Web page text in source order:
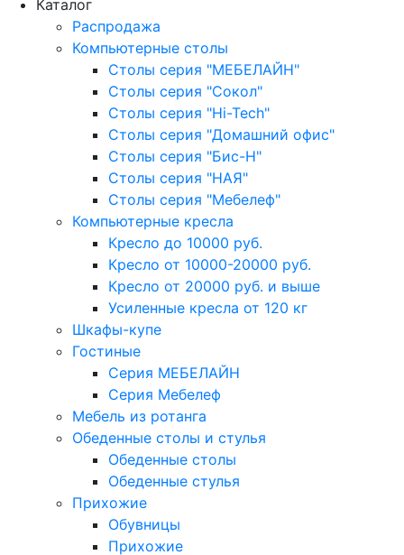
Каталог
Распродажа
Компьютерные столы
Столы серия "МЕБЕЛАЙН"
Столы серия "Сокол"
Столы серия "Hi-Tech"
Столы серия "Домашний офис"
Столы серия "Бис-Н"
Столы серия "НАЯ"
Столы серия "Мебелеф"
Компьютерные кресла
Кресло до 10000 руб.
Кресло от 10000-20000 руб.
Кресло от 20000 руб. и выше
Усиленные кресла от 120 кг
Шкафы-купе
Гостиные
Серия МЕБЕЛАЙН
Серия Мебелеф
Мебель из ротанга
Обеденные столы и стулья
Обеденные столы
Обеденные стулья
Прихожие
Обувницы
Прихожие